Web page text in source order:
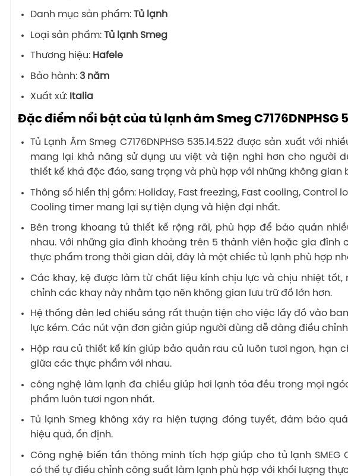
Danh mục sản phẩm: Tủ lạnh
Loại sản phẩm: Tủ lạnh Smeg
Thương hiệu: Hafele
Bảo hành: 3 năm
Xuất xứ: Italia
Đặc điểm nổi bật của tủ lạnh âm Smeg C7176DNPHSG
Tủ Lạnh Âm Smeg C7176DNPHSG 535.14.522 được sản xuất với
mang lại khả năng sử dụng ưu việt và tiện nghi hơn cho người
thiết kế khá độc đáo, sang trọng và phù hợp với những không gian
Thông số hiển thị gồm: Holiday, Fast freezing, Fast cooling, Control
Cooling timer mang lại sự tiện dụng và hiện đại nhất.
Bên trong khoang tủ thiết kế rộng rãi, phù hợp để bảo quản
nhau. Với những gia đình khoảng trên 5 thành viên hoặc gia đình
thực phẩm trong thời gian dài, đây là một chiếc tủ lạnh phù hợp
Các khay, kệ được làm từ chất liệu kính chịu lực và chịu nhiệt tốt,
chỉnh các khay này nhằm tạo nên không gian lưu trữ đồ lớn hơn.
Hệ thống đèn led chiếu sáng rất thuận tiện cho việc lấy đồ vào
lực kém. Các nút vặn đơn giản giúp người dùng dễ dàng điều
Hộp rau củ thiết kế kín giúp bảo quản rau củ luôn tươi ngon, hạn
giữa các thực phẩm với nhau.
công nghệ làm lạnh đa chiều giúp hơi lạnh tỏa đều trong mọi
phẩm luôn tươi ngon nhất.
Tủ lạnh Smeg không xảy ra hiện tượng đóng tuyết, đảm bảo
hiệu quả, ổn định.
Công nghệ biến tần thông minh tích hợp giúp cho tủ lạnh SMEG
có thể tự điều chỉnh công suất làm lạnh phù hợp với khối lượng